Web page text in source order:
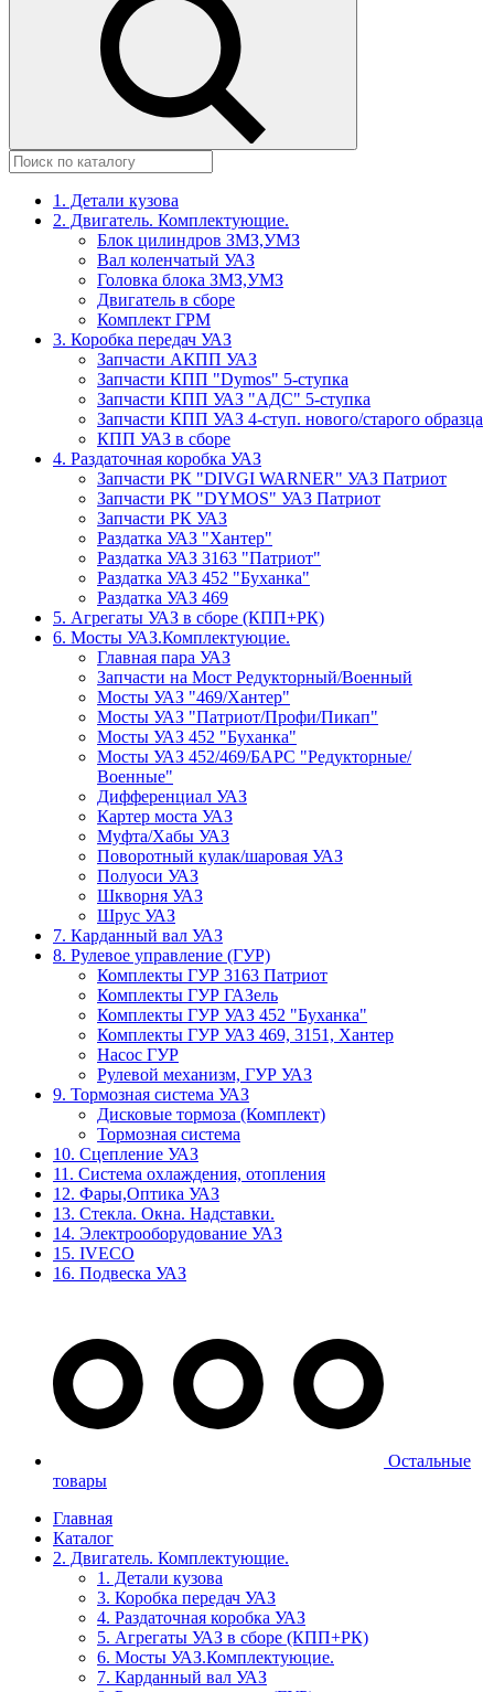
1. Детали кузова
2. Двигатель. Комплектующие.
Блок цилиндров ЗМЗ,УМЗ
Вал коленчатый УАЗ
Головка блока ЗМЗ,УМЗ
Двигатель в сборе
Комплект ГРМ
3. Коробка передач УАЗ
Запчасти АКПП УАЗ
Запчасти КПП "Dymos" 5-ступка
Запчасти КПП УАЗ "АДС" 5-ступка
Запчасти КПП УАЗ 4-ступ. нового/старого образца
КПП УАЗ в сборе
4. Раздаточная коробка УАЗ
Запчасти РК "DIVGI WARNER" УАЗ Патриот
Запчасти РК "DYMOS" УАЗ Патриот
Запчасти РК УАЗ
Раздатка УАЗ "Хантер"
Раздатка УАЗ 3163 "Патриот"
Раздатка УАЗ 452 "Буханка"
Раздатка УАЗ 469
5. Агрегаты УАЗ в сборе (КПП+РК)
6. Мосты УАЗ.Комплектуюцие.
Главная пара УАЗ
Запчасти на Мост Редукторный/Военный
Мосты УАЗ "469/Хантер"
Мосты УАЗ "Патриот/Профи/Пикап"
Мосты УАЗ 452 "Буханка"
Мосты УАЗ 452/469/БАРС "Редукторные/
Военные"
Дифференциал УАЗ
Картер моста УАЗ
Муфта/Хабы УАЗ
Поворотный кулак/шаровая УАЗ
Полуоси УАЗ
Шкворня УАЗ
Шрус УАЗ
7. Карданный вал УАЗ
8. Рулевое управление (ГУР)
Комплекты ГУР 3163 Патриот
Комплекты ГУР ГАЗель
Комплекты ГУР УАЗ 452 "Буханка"
Комплекты ГУР УАЗ 469, 3151, Хантер
Насос ГУР
Рулевой механизм, ГУР УАЗ
9. Тормозная система УАЗ
Дисковые тормоза (Комплект)
Тормозная система
10. Сцепление УАЗ
11. Система охлаждения, отопления
12. Фары,Оптика УАЗ
13. Стекла. Окна. Надставки.
14. Электрооборудование УАЗ
15. IVECO
16. Подвеска УАЗ
Остальные
товары
Главная
Каталог
2. Двигатель. Комплектующие.
1. Детали кузова
3. Коробка передач УАЗ
4. Раздаточная коробка УАЗ
5. Агрегаты УАЗ в сборе (КПП+РК)
6. Мосты УАЗ.Комплектуюцие.
7. Карданный вал УАЗ